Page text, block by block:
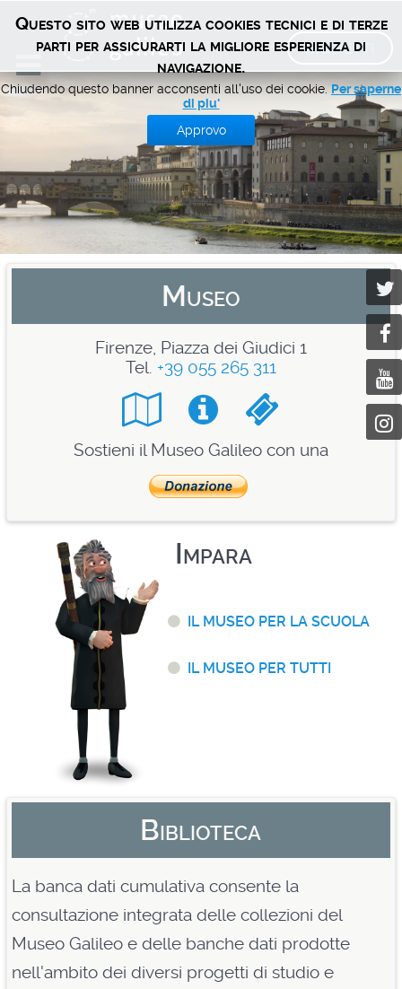
BIGLIETTI
Museo
Firenze, Piazza dei Giudici 1
Tel. +39 055 265 311
Sostieni il Museo Galileo con una
Impara
Il museo per la scuola
Il museo per tutti
Biblioteca
La banca dati cumulativa consente la
consultazione integrata delle collezioni del
Museo Galileo e delle banche dati prodotte
nell'ambito dei diversi progetti di studio e
Questo sito web utilizza cookies tecnici e di terze
parti per assicurarti la migliore esperienza di
navigazione.
Chiudendo questo banner acconsenti all'uso dei cookie. Per saperne
di piu'
Approvo